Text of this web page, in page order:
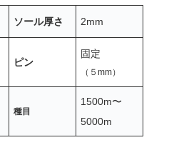
ソール厚さ 2mm
ピン
固定
（５mm）
種目
1500m〜
5000m